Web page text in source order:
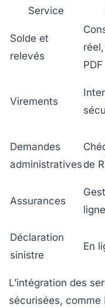
Service
Solde et
relevés
PDF
Virements
Demandes
administrativesde
Assurances
ligne
Déclaration
sinistre
En
L’intégration des
sécurisées,